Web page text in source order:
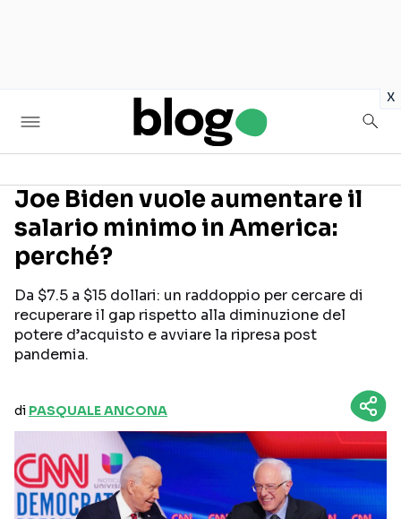
x
Seguici sui social
Joe Biden vuole aumentare il
salario minimo in America:
perché?
Da $7.5 a $15 dollari: un raddoppio per cercare di
recuperare il gap rispetto alla diminuzione del
potere d’acquisto e avviare la ripresa post
pandemia.
di PASQUALE ANCONA